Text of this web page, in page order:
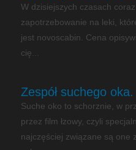
W dzisiejszych czasach
zapotrzebowanie na leki,
jest novoscabin. Cena
cię...
Zespół suchego oka.
Suche oko to schorznie, w
przez film łzowy, czyli
najczęściej związane są one